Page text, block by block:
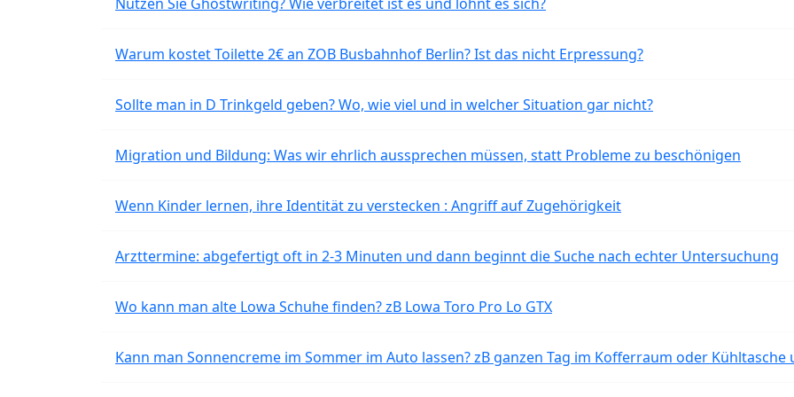
Warum kostet Toilette 2€ an ZOB Busbahnhof Berlin? Ist das nicht Erpressung?
Sollte man in D Trinkgeld geben? Wo, wie viel und in welcher Situation gar nicht?
Migration und Bildung: Was wir ehrlich aussprechen müssen, statt Probleme zu beschönigen
Wenn Kinder lernen, ihre Identität zu verstecken : Angriff auf Zugehörigkeit
Arzttermine: abgefertigt oft in 2-3 Minuten und dann beginnt die Suche nach echter Untersuchung
Wo kann man alte Lowa Schuhe finden? zB Lowa Toro Pro Lo GTX
Kann man Sonnencreme im Sommer im Auto lassen? zB ganzen Tag im Kofferraum oder Kühltasche